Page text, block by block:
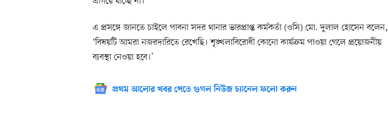
এ প্রসঙ্গে জানতে চাইলে পাবনা সদর থানার ভারপ্রাপ্ত কর্মকর্তা (ওসি) মো. দুলাল হোসেন বলেন,
‘বিষয়টি আমরা নজরদারিতে রেখেছি। শৃঙ্খলাবিরোধী কোনো কার্যক্রম পাওয়া গেলে প্রয়োজনীয়
ব্যবস্থা নেওয়া হবে।’
প্রথম আলোর খবর পেতে গুগল নিউজ চ্যানেল ফলো করুন